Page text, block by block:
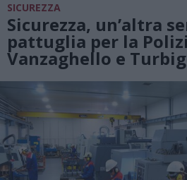
SICUREZZA
Sicurezza, un’altra
pattuglia per la
Vanzaghello e